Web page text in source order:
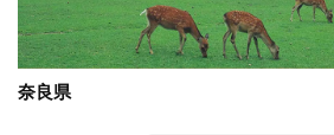
奈良県